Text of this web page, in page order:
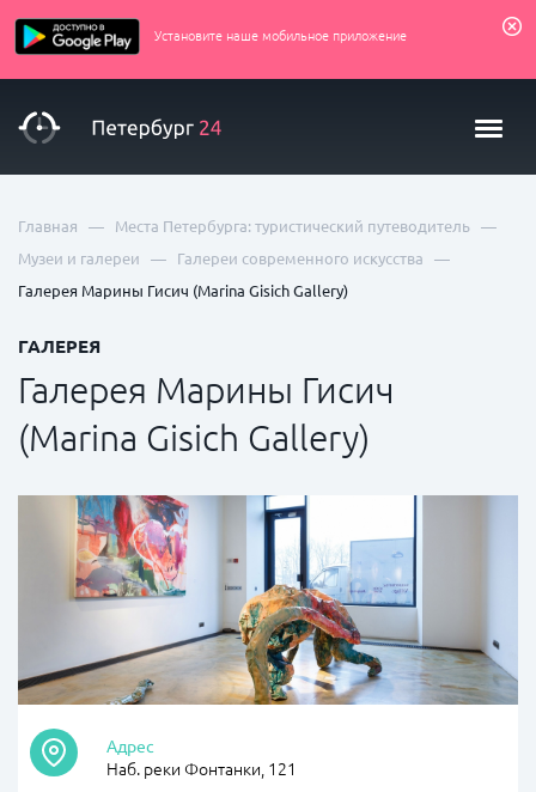
Установите наше мобильное приложение
Главная — Места Петербурга: туристический путеводитель —
Музеи и галереи — Галереи современного искусства —
Галерея Марины Гисич (Marina Gisich Gallery)
ГАЛЕРЕЯ
Галерея Марины Гисич
(Marina Gisich Gallery)
Адрес
Наб. реки Фонтанки, 121